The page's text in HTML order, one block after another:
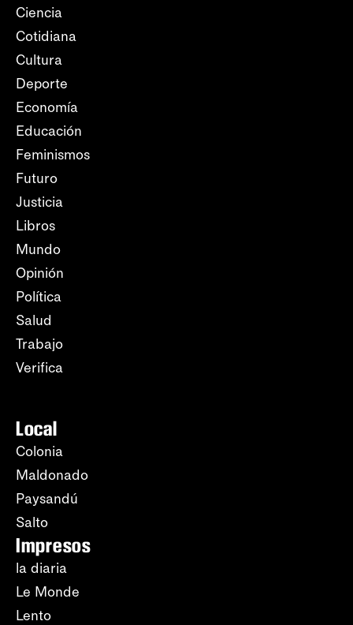
Ciencia
Cotidiana
Cultura
Deporte
Economía
Educación
Feminismos
Futuro
Justicia
Libros
Mundo
Opinión
Política
Salud
Trabajo
Verifica
Local
Colonia
Maldonado
Paysandú
Salto
Impresos
la diaria
Le Monde
Lento